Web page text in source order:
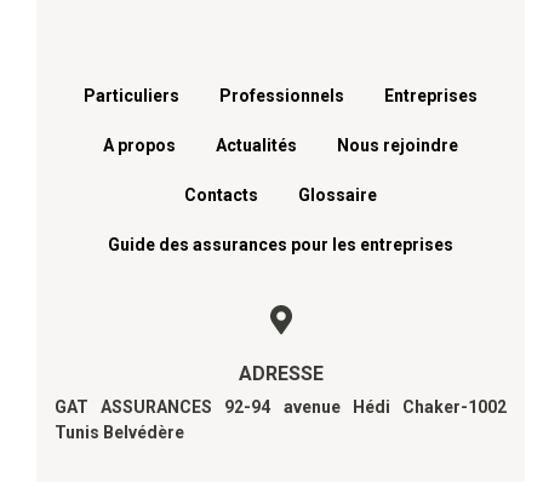
Menu footer
Particuliers Professionnels Entreprises
A propos Actualités Nous rejoindre
Contacts Glossaire
Guide des assurances pour les entreprises
ADRESSE
GAT ASSURANCES 92-94 avenue Hédi Chaker-1002
Tunis Belvédère